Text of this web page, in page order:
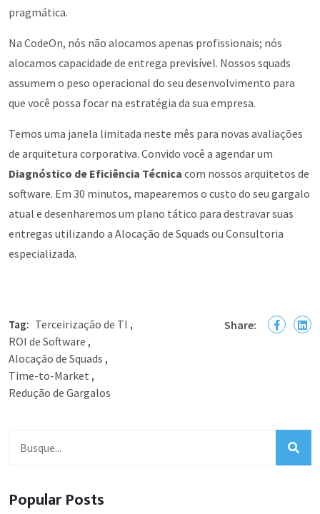
pragmática.
Na CodeOn, nós não alocamos apenas profissionais; nós
alocamos capacidade de entrega previsível. Nossos squads
assumem o peso operacional do seu desenvolvimento para
que você possa focar na estratégia da sua empresa.
Temos uma janela limitada neste mês para novas avaliações
de arquitetura corporativa. Convido você a agendar um
Diagnóstico de Eficiência Técnica com nossos arquitetos de
software. Em 30 minutos, mapearemos o custo do seu gargalo
atual e desenharemos um plano tático para destravar suas
entregas utilizando a Alocação de Squads ou Consultoria
especializada.
Tag: Terceirização de TI ,
ROI de Software ,
Alocação de Squads ,
Time-to-Market ,
Redução de Gargalos
Share:
Popular Posts